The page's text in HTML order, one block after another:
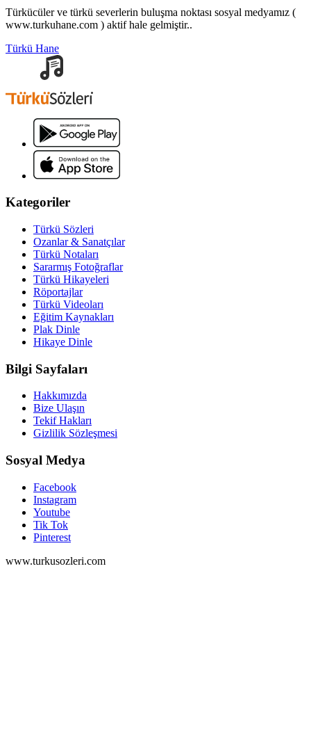
Türkücüler ve türkü severlerin buluşma noktası sosyal medyamız (
www.turkuhane.com ) aktif hale gelmiştir..
Türkü Hane
Kategoriler
Türkü Sözleri
Ozanlar & Sanatçılar
Türkü Notaları
Sararmış Fotoğraflar
Türkü Hikayeleri
Röportajlar
Türkü Videoları
Eğitim Kaynakları
Plak Dinle
Hikaye Dinle
Bilgi Sayfaları
Hakkımızda
Bize Ulaşın
Tekif Hakları
Gizlilik Sözleşmesi
Sosyal Medya
Facebook
Instagram
Youtube
Tik Tok
Pinterest
www.turkusozleri.com